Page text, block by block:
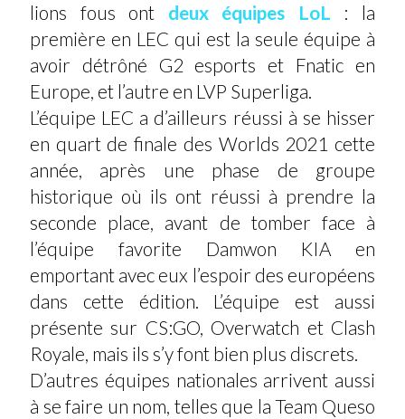
lions fous ont deux équipes LoL : la
première en LEC qui est la seule équipe à
avoir détrôné G2 esports et Fnatic en
Europe, et l’autre en LVP Superliga.
L’équipe LEC a d’ailleurs réussi à se hisser
en quart de finale des Worlds 2021 cette
année, après une phase de groupe
historique où ils ont réussi à prendre la
seconde place, avant de tomber face à
l’équipe favorite Damwon KIA en
emportant avec eux l’espoir des européens
dans cette édition. L’équipe est aussi
présente sur CS:GO, Overwatch et Clash
Royale, mais ils s’y font bien plus discrets.
D’autres équipes nationales arrivent aussi
à se faire un nom, telles que la Team Queso